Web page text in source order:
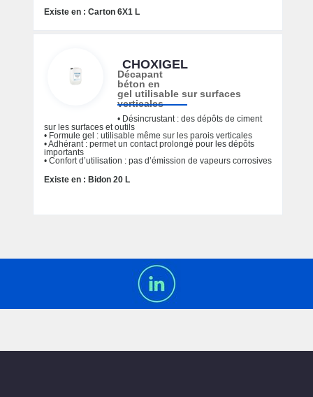
Existe en : Carton 6X1 L
CHOXIGEL
Décapant
béton en
gel utilisable sur surfaces
verticales
• Désincrustant : des dépôts de ciment
sur les surfaces et outils
• Formule gel : utilisable même sur les parois verticales
• Adhérant : permet un contact prolongé pour les dépôts
importants
• Confort d’utilisation : pas d’émission de vapeurs corrosives
Existe en : Bidon 20 L